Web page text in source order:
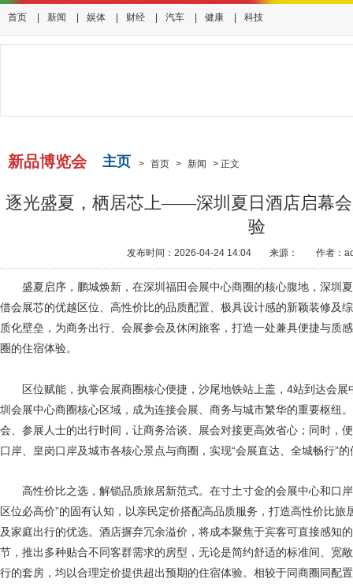
首页 新闻 娱体 财经 汽车 健康 科技
新品博览会 主页 > 首页 > 新闻 > 正文
逐光盛夏，栖居芯上——深圳夏日酒店启幕
验
发布时间：2026-04-24 14:04 来源： 作者：
盛夏启序，鹏城焕新，在深圳福田会展中心商圈的核心腹地，深圳
借会展芯的优越区位、高性价比的品质配置、极具设计感的新颖装修及
质化壁垒，为商务出行、会展参会及休闲旅客，打造一处兼具便捷与质
圈的住宿体验。
区位赋能，执掌会展商圈核心便捷，沙尾地铁站上盖，4站到达会
圳会展中心商圈核心区域，成为连接会展、商务与城市繁华的重要枢纽
会、参展人士的出行时间，让商务洽谈、展会对接更高效省心；同时，
口岸、皇岗口岸及城市各核心景点与商圈，实现“会展直达、全城畅行”
高性价比之选，解锁品质旅居新范式。在寸土寸金的会展中心和口
区位必高价”的固有认知，以亲民定价搭配高品质服务，打造高性价比旅
及家庭出行的优选。酒店摒弃冗余溢价，将成本聚焦于宾客可直接感知
节，推出多种贴合不同客群需求的房型，无论是简约舒适的标准间、宽
行的套房，均以合理定价提供超出预期的住宿体验。相较于同商圈同配